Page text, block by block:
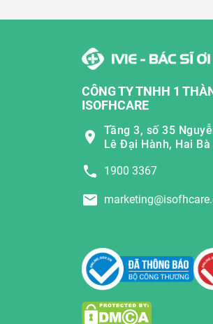
CÔNG TY TNHH 1
ISOFHCARE
Tầng 3, số 35
Lê Đại Hành, Hai
1900 3367